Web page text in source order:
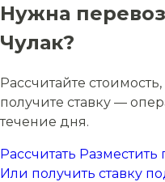
Нужна
Чулак?
Рассчитайте
получите ставку —
течение дня.
Рассчитать Разместить
Или получить ставку